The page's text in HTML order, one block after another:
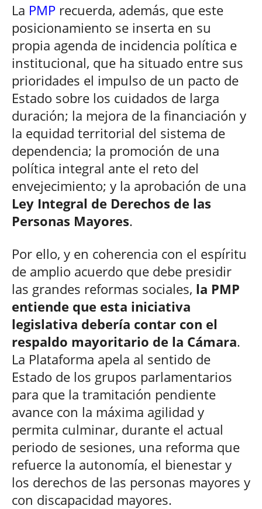
La PMP recuerda, además, que este
posicionamiento se inserta en su
propia agenda de incidencia política e
institucional, que ha situado entre sus
prioridades el impulso de un pacto de
Estado sobre los cuidados de larga
duración; la mejora de la financiación y
la equidad territorial del sistema de
dependencia; la promoción de una
política integral ante el reto del
envejecimiento; y la aprobación de una
Ley Integral de Derechos de las
Personas Mayores.
Por ello, y en coherencia con el espíritu
de amplio acuerdo que debe presidir
las grandes reformas sociales, la PMP
entiende que esta iniciativa
legislativa debería contar con el
respaldo mayoritario de la Cámara.
La Plataforma apela al sentido de
Estado de los grupos parlamentarios
para que la tramitación pendiente
avance con la máxima agilidad y
permita culminar, durante el actual
periodo de sesiones, una reforma que
refuerce la autonomía, el bienestar y
los derechos de las personas mayores y
con discapacidad mayores.